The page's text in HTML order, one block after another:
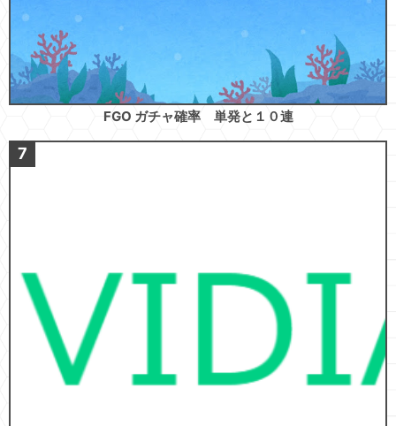
FGO ガチャ確率 単発と１０連